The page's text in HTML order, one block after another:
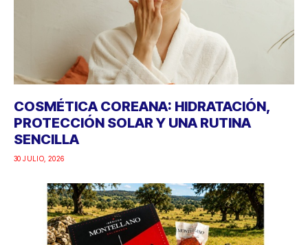
COSMÉTICA COREANA: HIDRATACIÓN,
PROTECCIÓN SOLAR Y UNA RUTINA
SENCILLA
30 JULIO, 2026